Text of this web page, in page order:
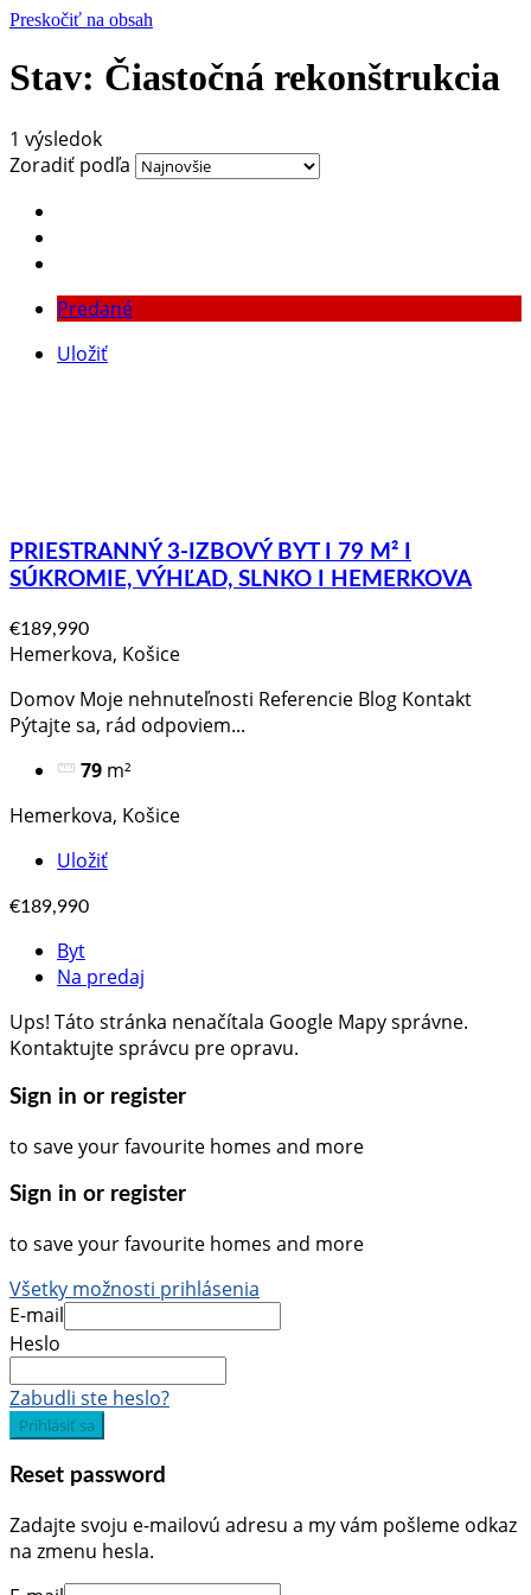
Preskočiť na obsah
Stav: Čiastočná rekonštrukcia
1 výsledok
Zoradiť podľa
Predané
Uložiť
PRIESTRANNÝ 3-IZBOVÝ BYT I 79 M² I
SÚKROMIE, VÝHĽAD, SLNKO I HEMERKOVA
€189,990
Hemerkova, Košice
Domov Moje nehnuteľnosti Referencie Blog Kontakt
Pýtajte sa, rád odpoviem​...
79 m²
Hemerkova, Košice
Uložiť
€189,990
Byt
Na predaj
Ups! Táto stránka nenačítala Google Mapy správne.
Kontaktujte správcu pre opravu.
Sign in or register
to save your favourite homes and more
Sign in or register
to save your favourite homes and more
Všetky možnosti prihlásenia
E-mail
Heslo
Zabudli ste heslo?
Prihlásiť sa
Reset password
Zadajte svoju e-mailovú adresu a my vám pošleme odkaz
na zmenu hesla.